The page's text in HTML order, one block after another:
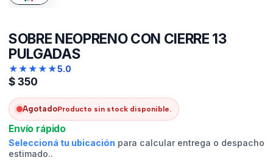
SOBRE NEOPRENO CON CIERRE 13
PULGADAS
★★★★★5.0
$350
AgotadoProducto sin stock disponible.
Envío rápido
Seleccioná tu ubicación para calcular entrega o despacho
estimado..